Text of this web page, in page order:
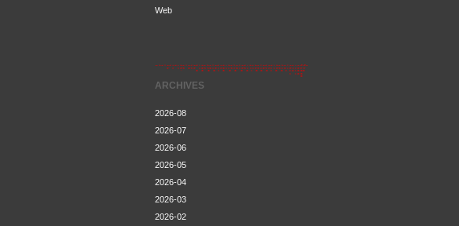
Web
ARCHIVES
2026-08
2026-07
2026-06
2026-05
2026-04
2026-03
2026-02